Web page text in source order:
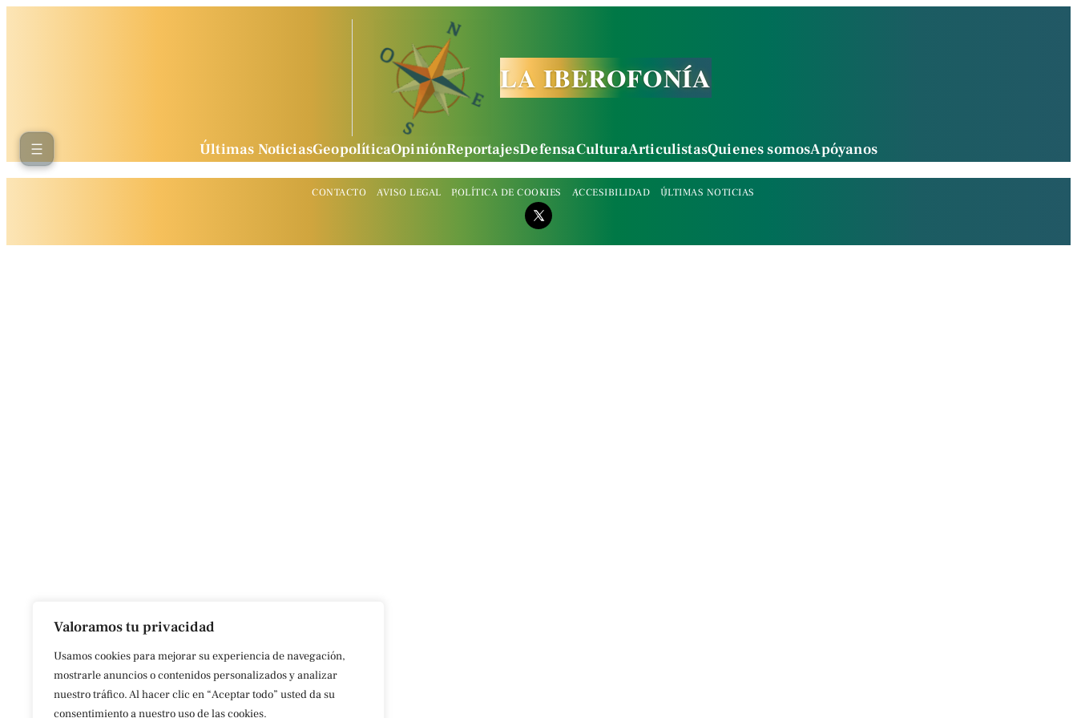
Valoramos tu privacidad
Usamos cookies para mejorar su experiencia de navegación,
mostrarle anuncios o contenidos personalizados y analizar
nuestro tráfico. Al hacer clic en “Aceptar todo” usted da su
consentimiento a nuestro uso de las cookies.
LA IBEROFONÍA
Últimas NoticiasGeopolíticaOpiniónReportajesDefensaCulturaArticulistasQuienes somosApóyanos
CONTACTO AVISO LEGAL POLÍTICA DE COOKIES ACCESIBILIDAD ÚLTIMAS NOTICIAS